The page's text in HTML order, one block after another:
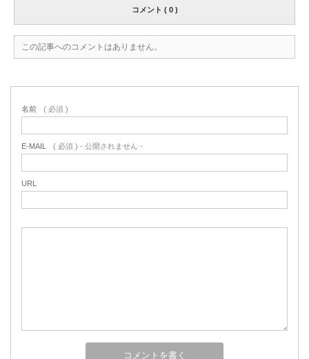
コメント ( 0 )
この記事へのコメントはありません。
名前 ( 必須 )
E-MAIL ( 必須 ) - 公開されません -
URL